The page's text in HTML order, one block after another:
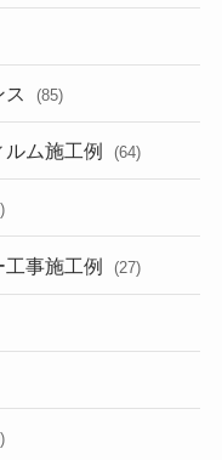
ス (85)
ルム施工例 (64)
事施工例 (27)